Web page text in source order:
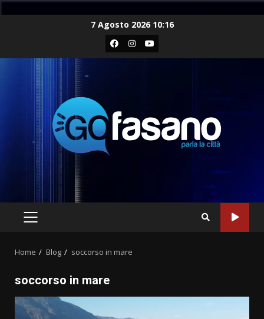
7 Agosto 2026 10:16
Facebook
Instagram
Youtube
PRIMARY
Home Blog soccorso in mare
soccorso in mare